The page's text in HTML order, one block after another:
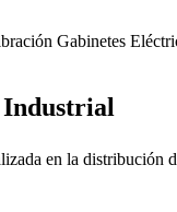
Gabinetes
en la